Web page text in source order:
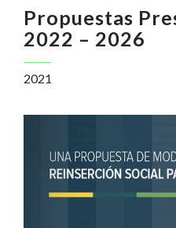
Propuestas
2022 – 2026
2021